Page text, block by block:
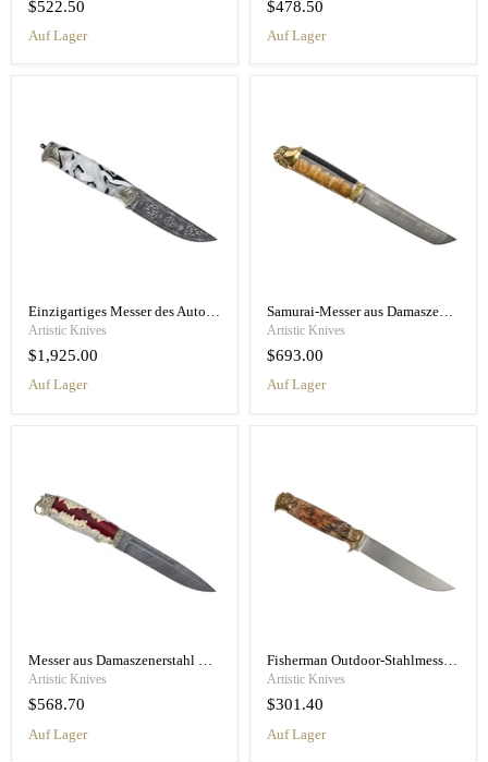
$522.50
auf Lager
$478.50
auf Lager
Artistic Knives
$1,925.00
Auf Lager
Artistic Knives
$693.00
Auf Lager
Artistic Knives
$568.70
Auf Lager
Artistic Knives
$301.40
Auf Lager